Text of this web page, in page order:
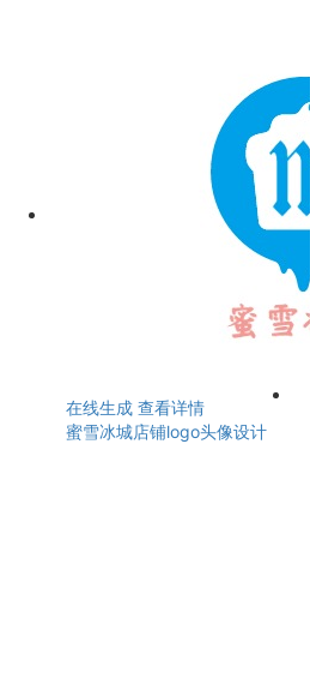
在线生成 查看详情
蜜雪冰城店铺logo头像设计